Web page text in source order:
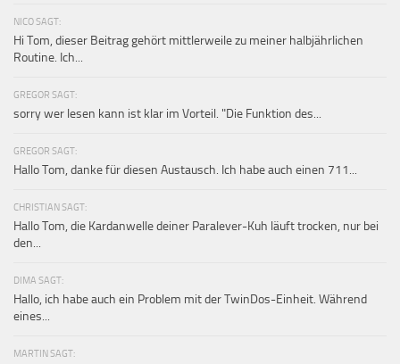
NICO SAGT:
Hi Tom, dieser Beitrag gehört mittlerweile zu meiner halbjährlichen
Routine. Ich...
GREGOR SAGT:
sorry wer lesen kann ist klar im Vorteil. "Die Funktion des...
GREGOR SAGT:
Hallo Tom, danke für diesen Austausch. Ich habe auch einen 711...
CHRISTIAN SAGT:
Hallo Tom, die Kardanwelle deiner Paralever-Kuh läuft trocken, nur bei
den...
DIMA SAGT:
Hallo, ich habe auch ein Problem mit der TwinDos-Einheit. Während
eines...
MARTIN SAGT: